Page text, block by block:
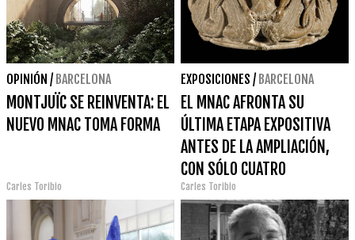
OPINIÓN / BARCELONA
MONTJUÏC SE REINVENTA: EL
NUEVO MNAC TOMA FORMA
Carles Toribio
EXPOSICIONES / BARCELONA
EL MNAC AFRONTA SU
ÚLTIMA ETAPA EXPOSITIVA
ANTES DE LA AMPLIACIÓN,
CON SÓLO CUATRO
MUESTRAS
Carles Toribio